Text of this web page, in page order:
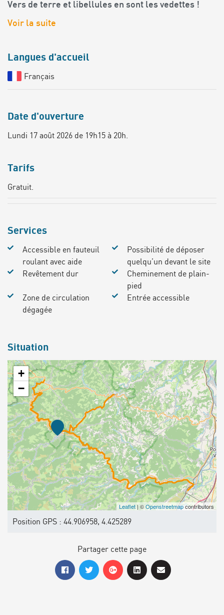
Vers de terre et libellules en sont les vedettes !
Voir la suite
Langues d'accueil
Français
Date d'ouverture
Lundi 17 août 2026 de 19h15 à 20h.
Tarifs
Gratuit.
Services
Accessible en fauteuil
roulant avec aide
Possibilité de déposer
quelqu’un devant le site
Revêtement dur
Cheminement de plain-
pied
Zone de circulation
dégagée
Entrée accessible
Situation
+
−
Leaflet | ©Openstreetmapcontributors
Position GPS : 44.906958, 4.425289
Partager cette page